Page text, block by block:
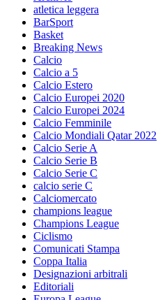
atletica leggera
BarSport
Basket
Breaking News
Calcio
Calcio a 5
Calcio Estero
Calcio Europei 2020
Calcio Europei 2024
Calcio Femminile
Calcio Mondiali Qatar 2022
Calcio Serie A
Calcio Serie B
Calcio Serie C
calcio serie C
Calciomercato
champions league
Champions League
Ciclismo
Comunicati Stampa
Coppa Italia
Designazioni arbitrali
Editoriali